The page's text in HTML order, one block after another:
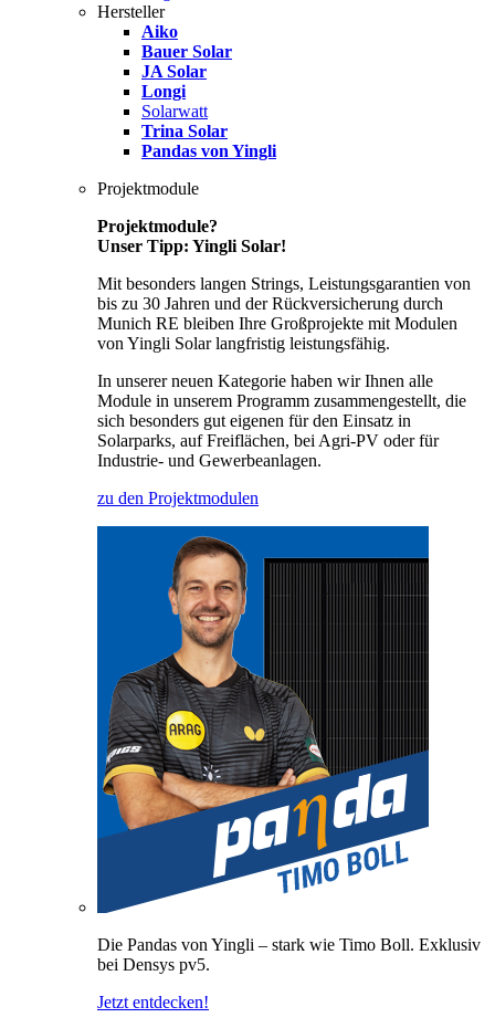
Hersteller
Aiko
Bauer Solar
JA Solar
Longi
Solarwatt
Trina Solar
Pandas von Yingli
Projektmodule
Projektmodule?
Unser Tipp: Yingli Solar!
Mit besonders langen Strings, Leistungsgarantien von
bis zu 30 Jahren und der Rückversicherung durch
Munich RE bleiben Ihre Großprojekte mit Modulen
von Yingli Solar langfristig leistungsfähig.
In unserer neuen Kategorie haben wir Ihnen alle
Module in unserem Programm zusammengestellt, die
sich besonders gut eigenen für den Einsatz in
Solarparks, auf Freiflächen, bei Agri-PV oder für
Industrie- und Gewerbeanlagen.
zu den Projektmodulen
Die Pandas von Yingli – stark wie Timo Boll. Exklusiv
bei Densys pv5.
Jetzt entdecken!